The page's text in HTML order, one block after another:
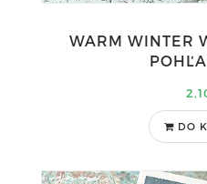
WARM WINTER
DO